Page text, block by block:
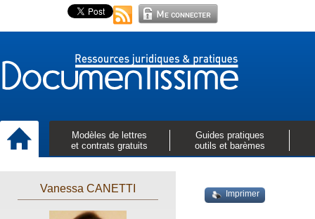
Modèles de lettres
et contrats gratuits
Guides pratiques
outils et barèmes
Vanessa CANETTI Imprimer